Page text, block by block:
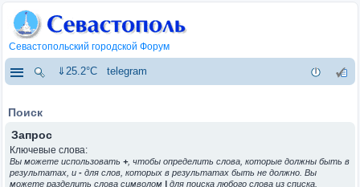
Севастопольский городской Форум
⇓25.2°C telegram
Поиск
Запрос
Ключевые слова:
Вы можете использовать +, чтобы определить слова, которые должны быть в
результатах, и - для слов, которых в результатах быть не должно. Вы
можете разделить слова символом | для поиска любого слова из списка.